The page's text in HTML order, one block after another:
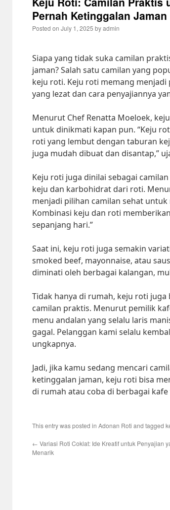
Pernah Ketinggalan Jaman
Posted on July 1, 2025 byadmin
Siapa yang tidak suka camilan
jaman? Salah satu camilan yang
keju roti. Keju roti memang
yang lezat dan cara penyajiannya
Menurut Chef Renatta Moeloek,
untuk dinikmati kapan pun. “Keju
roti yang lembut dengan taburan
juga mudah dibuat dan disantap,”
Keju roti juga dinilai sebagai
keju dan karbohidrat dari roti.
menjadi pilihan camilan sehat
Kombinasi keju dan roti
sepanjang hari.”
Saat ini, keju roti juga semakin
smoked beef, mayonnaise, atau
diminati oleh berbagai kalangan,
Tidak hanya di rumah, keju roti
camilan praktis. Menurut pemilik
menu andalan yang selalu laris
gagal. Pelanggan kami selalu
ungkapnya.
Jadi, jika kamu sedang mencari
ketinggalan jaman, keju roti bisa
di rumah atau coba di berbagai
This entry was posted in Adonan Roti and tagged
← Variasi Roti Coklat: Ide Kreatif untuk Penyajian
Menarik